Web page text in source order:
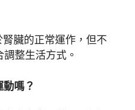
臟的正常運作，但不
整生活方式。
嗎？